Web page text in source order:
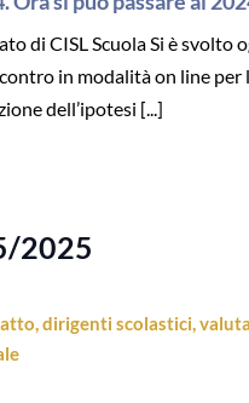
di CISL Scuola Si è svolto
in modalità on line per
dell’ipotesi [...]
2025
,dirigenti scolastici,